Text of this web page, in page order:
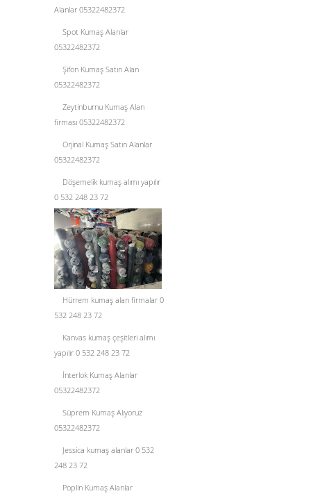
Alanlar 05322482372
Spot Kumaş Alanlar
05322482372
Şifon Kumaş Satın Alan
05322482372
Zeytinburnu Kumaş Alan
firması 05322482372
Orjinal Kumaş Satın Alanlar
05322482372
Döşemelik kumaş alımı yapılır
0 532 248 23 72
Hürrem kumaş alan firmalar 0
532 248 23 72
Kanvas kumaş çeşitleri alımı
yapılır 0 532 248 23 72
İnterlok Kumaş Alanlar
05322482372
Süprem Kumaş Alıyoruz
05322482372
Jessica kumaş alanlar 0 532
248 23 72
Poplin Kumaş Alanlar